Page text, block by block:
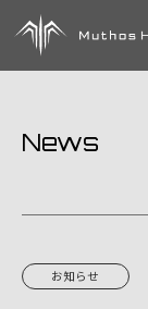
News
お知らせ